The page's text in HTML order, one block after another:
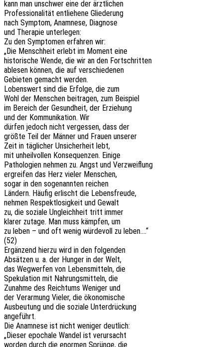
kann man unschwer eine der ärztlichen
Profes­sio­na­li­tät entlie­he­ne Gliederung
nach Symptom, Anamne­se, Diagnose
und Thera­pie unterlegen:
Zu den Sympto­men erfah­ren wir:
„Die Mensch­heit erlebt im Moment eine
histo­ri­sche Wende, die wir an den Fortschritten
able­sen können, die auf verschiedenen
Gebie­ten gemacht werden.
Lobens­wert sind die Erfol­ge, die zum
Wohl der Menschen beitra­gen, zum Beispiel
im Bereich der Gesund­heit, der Erziehung
und der Kommu­ni­ka­ti­on. Wir
dürfen jedoch nicht verges­sen, dass der
größte Teil der Männer und Frauen unserer
Zeit in tägli­cher Unsi­cher­heit lebt,
mit unheil­vol­len Konse­quen­zen. Einige
Patho­lo­gien nehmen zu. Angst und Verzweiflung
ergrei­fen das Herz vieler Menschen,
sogar in den soge­nann­ten reichen
Ländern. Häufig erlischt die Lebensfreude,
nehmen Respekt­lo­sig­keit und Gewalt
zu, die sozia­le Ungleich­heit tritt immer
klarer zutage. Man muss kämp­fen, um
zu leben – und oft wenig würde­voll zu leben….“
(52)
Ergän­zend hierzu wird in den folgenden
Absät­zen u. a. der Hunger in der Welt,
das Wegwer­fen von Lebens­mit­teln, die
Speku­la­ti­on mit Nahrungs­mit­teln, die
Zunah­me des Reich­tums Weni­ger und
der Verar­mung Vieler, die ökonomische
Ausbeu­tung und die sozia­le Unterdrückung
angeführt.
Die Anamne­se ist nicht weni­ger deutlich:
„Dieser epocha­le Wandel ist verursacht
worden durch die enor­men Sprün­ge, die